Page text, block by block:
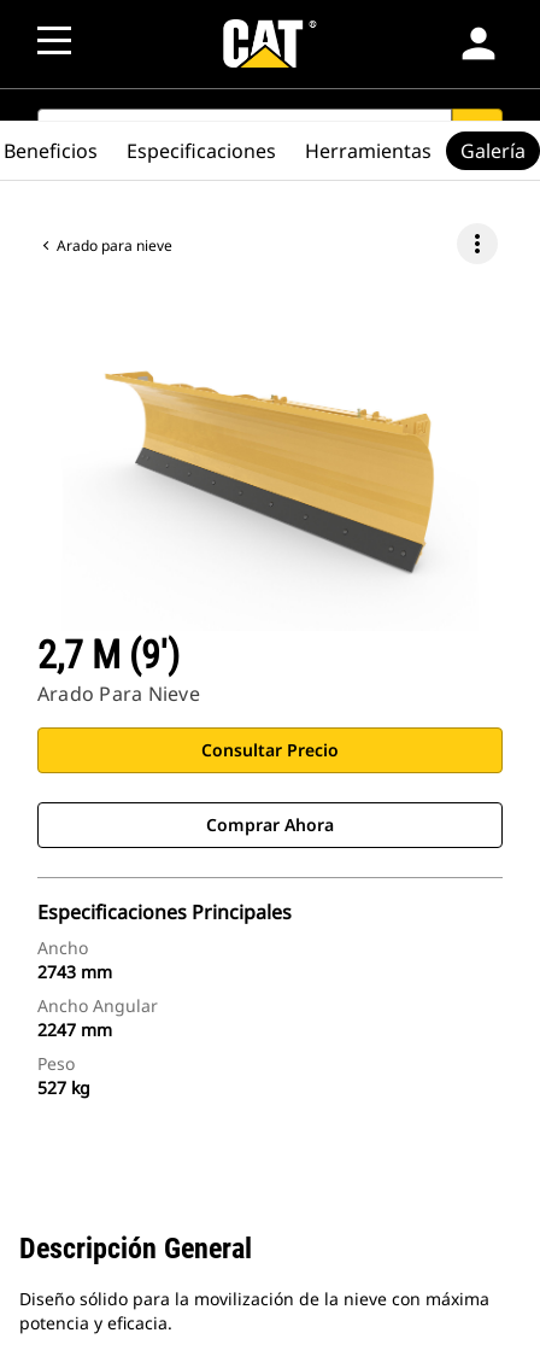
person
SEARCH search
Arado para nieve more_vert
2,7 M (9')
Arado Para Nieve
Consultar Precio
Comprar Ahora
Especificaciones Principales
Ancho
2743 mm
Ancho Angular
2247 mm
Peso
527 kg
Beneficios Especificaciones Herramientas Galería
Descripción General
Diseño sólido para la movilización de la nieve con máxima
potencia y eficacia.